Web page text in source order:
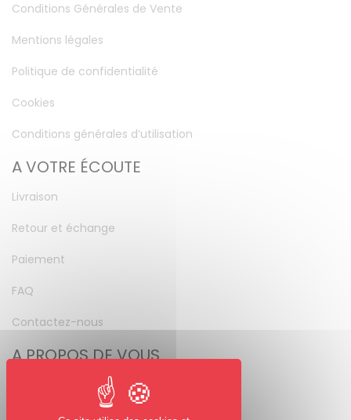
Conditions Générales de Vente
Mentions légales
Politique de confidentialité
Cookies
Conditions générales d’utilisation
A VOTRE ÉCOUTE
Livraison
Retour et échange
Paiement
FAQ
Contactez-nous
A PROPOS DE VOUS
Mot de passe perdu